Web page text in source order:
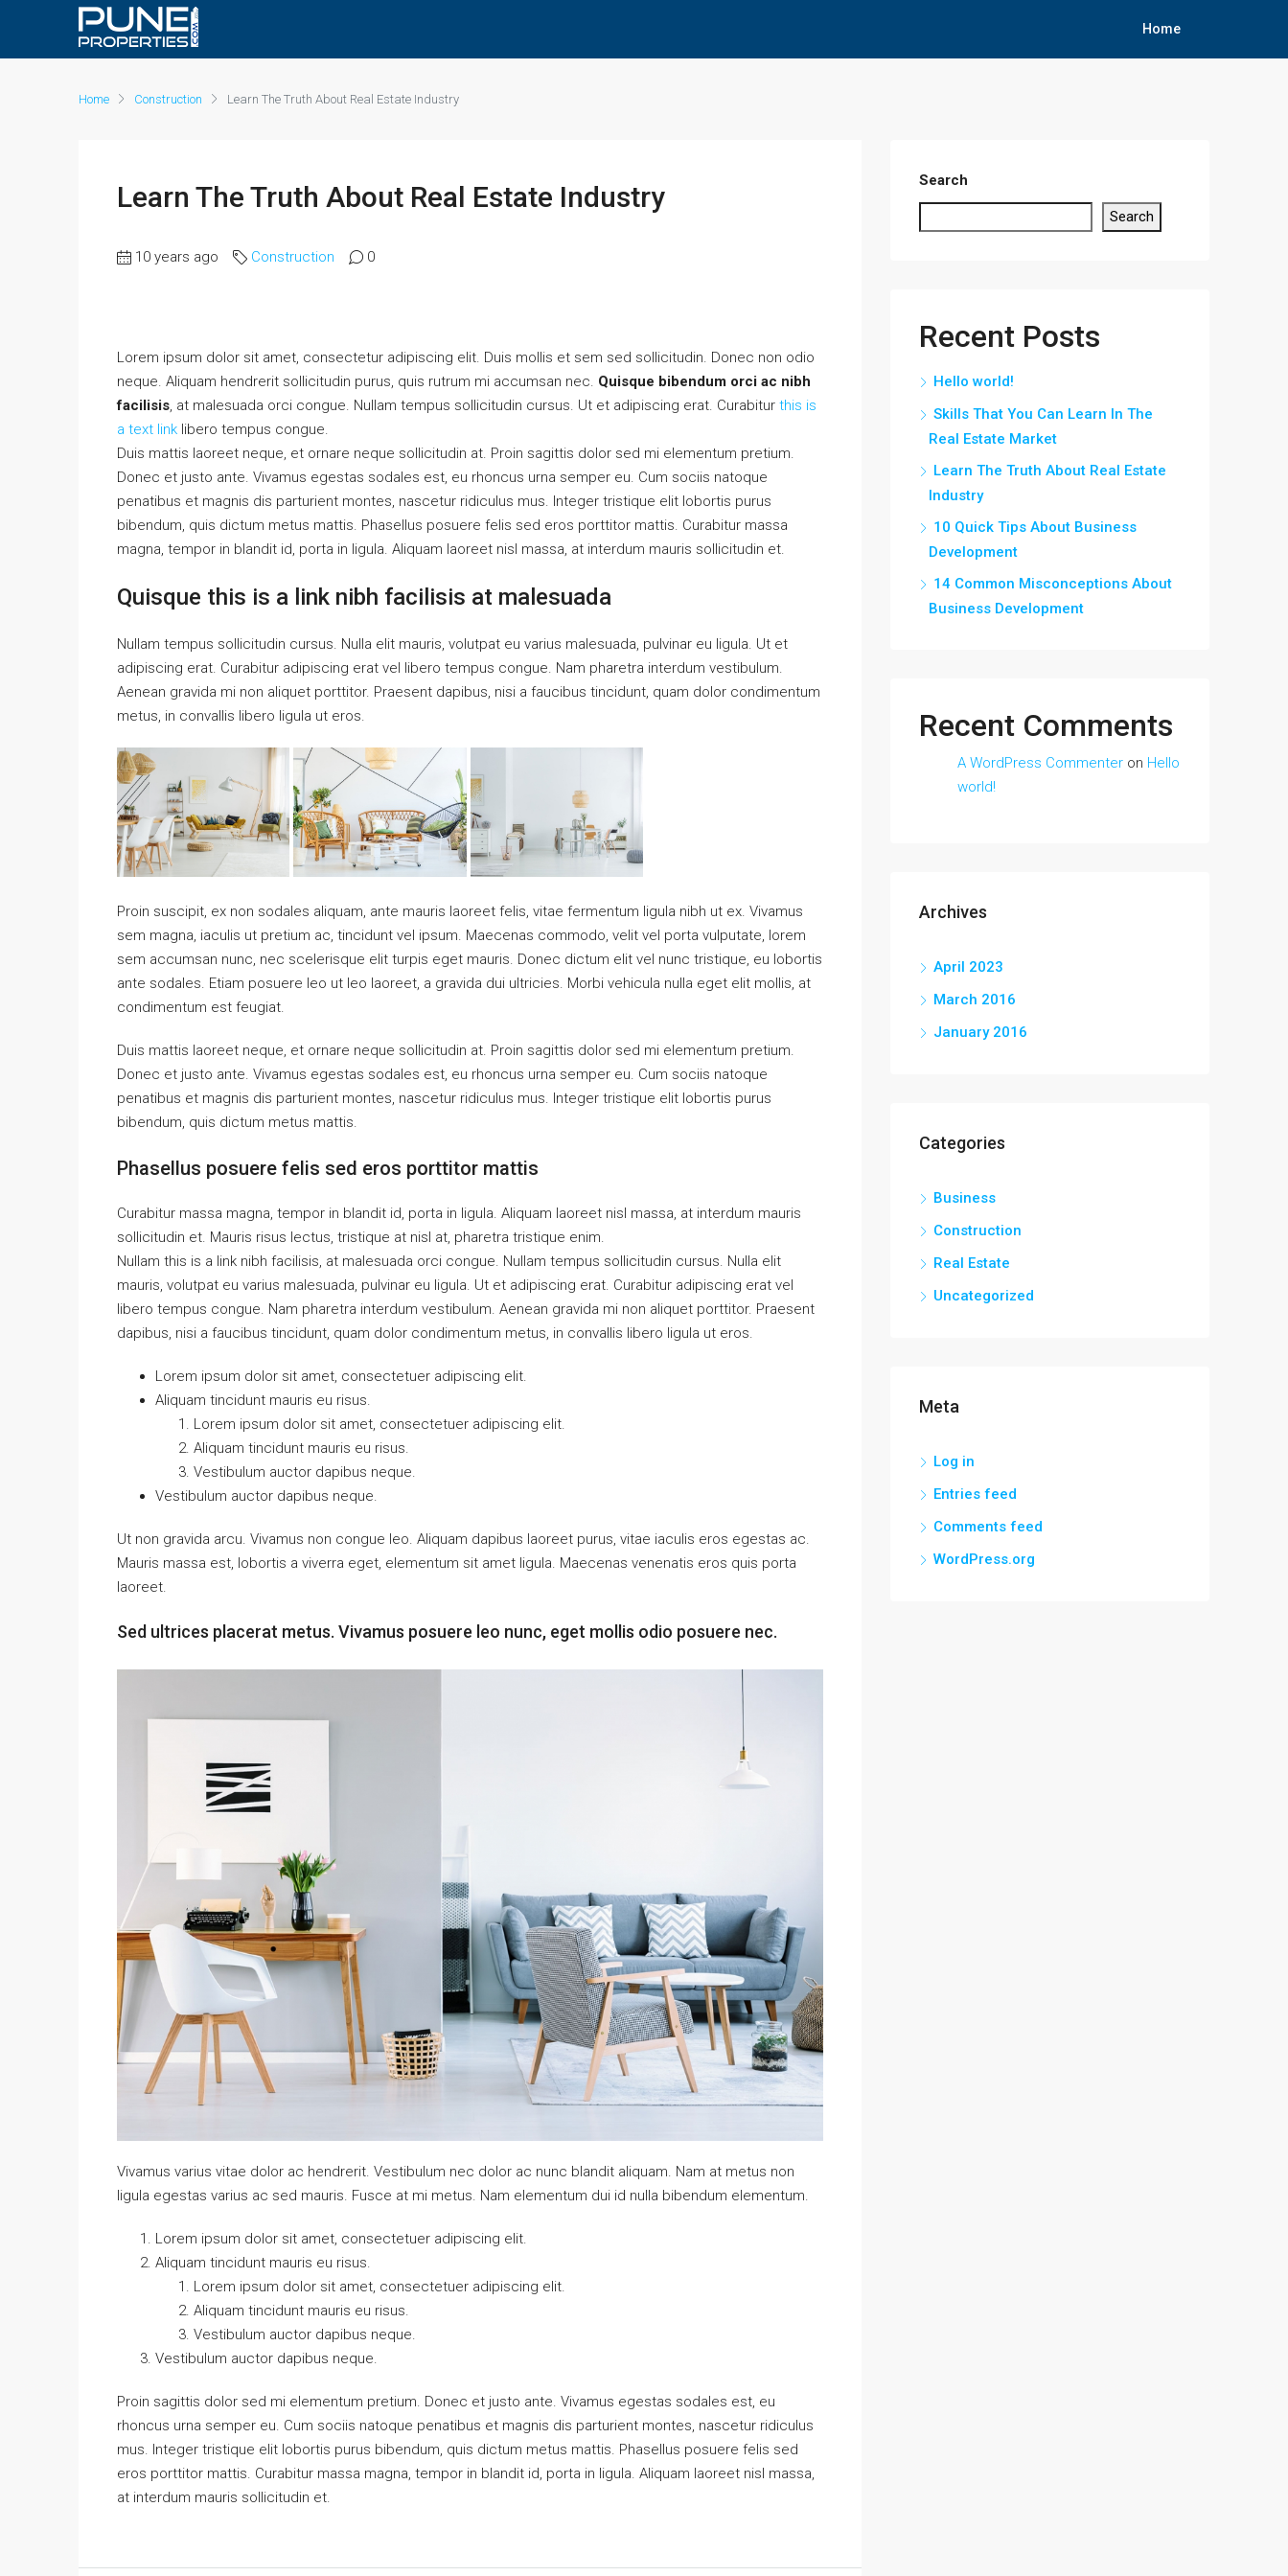
Home
Home Construction Learn The Truth About Real Estate Industry
Learn The Truth About Real Estate Industry
10 years ago Construction 0
Lorem ipsum dolor sit amet, consectetur adipiscing elit. Duis mollis et sem sed sollicitudin. Donec non odio
neque. Aliquam hendrerit sollicitudin purus, quis rutrum mi accumsan nec. Quisque bibendum orci ac nibh
facilisis, at malesuada orci congue. Nullam tempus sollicitudin cursus. Ut et adipiscing erat. Curabitur this is
a text link libero tempus congue.
Duis mattis laoreet neque, et ornare neque sollicitudin at. Proin sagittis dolor sed mi elementum pretium.
Donec et justo ante. Vivamus egestas sodales est, eu rhoncus urna semper eu. Cum sociis natoque
penatibus et magnis dis parturient montes, nascetur ridiculus mus. Integer tristique elit lobortis purus
bibendum, quis dictum metus mattis. Phasellus posuere felis sed eros porttitor mattis. Curabitur massa
magna, tempor in blandit id, porta in ligula. Aliquam laoreet nisl massa, at interdum mauris sollicitudin et.
Quisque this is a link nibh facilisis at malesuada
Nullam tempus sollicitudin cursus. Nulla elit mauris, volutpat eu varius malesuada, pulvinar eu ligula. Ut et
adipiscing erat. Curabitur adipiscing erat vel libero tempus congue. Nam pharetra interdum vestibulum.
Aenean gravida mi non aliquet porttitor. Praesent dapibus, nisi a faucibus tincidunt, quam dolor condimentum
metus, in convallis libero ligula ut eros.
Proin suscipit, ex non sodales aliquam, ante mauris laoreet felis, vitae fermentum ligula nibh ut ex. Vivamus
sem magna, iaculis ut pretium ac, tincidunt vel ipsum. Maecenas commodo, velit vel porta vulputate, lorem
sem accumsan nunc, nec scelerisque elit turpis eget mauris. Donec dictum elit vel nunc tristique, eu lobortis
ante sodales. Etiam posuere leo ut leo laoreet, a gravida dui ultricies. Morbi vehicula nulla eget elit mollis, at
condimentum est feugiat.
Duis mattis laoreet neque, et ornare neque sollicitudin at. Proin sagittis dolor sed mi elementum pretium.
Donec et justo ante. Vivamus egestas sodales est, eu rhoncus urna semper eu. Cum sociis natoque
penatibus et magnis dis parturient montes, nascetur ridiculus mus. Integer tristique elit lobortis purus
bibendum, quis dictum metus mattis.
Phasellus posuere felis sed eros porttitor mattis
Curabitur massa magna, tempor in blandit id, porta in ligula. Aliquam laoreet nisl massa, at interdum mauris
sollicitudin et. Mauris risus lectus, tristique at nisl at, pharetra tristique enim.
Nullam this is a link nibh facilisis, at malesuada orci congue. Nullam tempus sollicitudin cursus. Nulla elit
mauris, volutpat eu varius malesuada, pulvinar eu ligula. Ut et adipiscing erat. Curabitur adipiscing erat vel
libero tempus congue. Nam pharetra interdum vestibulum. Aenean gravida mi non aliquet porttitor. Praesent
dapibus, nisi a faucibus tincidunt, quam dolor condimentum metus, in convallis libero ligula ut eros.
Lorem ipsum dolor sit amet, consectetuer adipiscing elit.
Aliquam tincidunt mauris eu risus.
Lorem ipsum dolor sit amet, consectetuer adipiscing elit.
Aliquam tincidunt mauris eu risus.
Vestibulum auctor dapibus neque.
Vestibulum auctor dapibus neque.
Ut non gravida arcu. Vivamus non congue leo. Aliquam dapibus laoreet purus, vitae iaculis eros egestas ac.
Mauris massa est, lobortis a viverra eget, elementum sit amet ligula. Maecenas venenatis eros quis porta
laoreet.
Sed ultrices placerat metus. Vivamus posuere leo nunc, eget mollis odio posuere nec.
Vivamus varius vitae dolor ac hendrerit. Vestibulum nec dolor ac nunc blandit aliquam. Nam at metus non
ligula egestas varius ac sed mauris. Fusce at mi metus. Nam elementum dui id nulla bibendum elementum.
Lorem ipsum dolor sit amet, consectetuer adipiscing elit.
Aliquam tincidunt mauris eu risus.
Lorem ipsum dolor sit amet, consectetuer adipiscing elit.
Aliquam tincidunt mauris eu risus.
Vestibulum auctor dapibus neque.
Vestibulum auctor dapibus neque.
Proin sagittis dolor sed mi elementum pretium. Donec et justo ante. Vivamus egestas sodales est, eu
rhoncus urna semper eu. Cum sociis natoque penatibus et magnis dis parturient montes, nascetur ridiculus
mus. Integer tristique elit lobortis purus bibendum, quis dictum metus mattis. Phasellus posuere felis sed
eros porttitor mattis. Curabitur massa magna, tempor in blandit id, porta in ligula. Aliquam laoreet nisl massa,
at interdum mauris sollicitudin et.
Search
Search
Recent Posts
Hello world!
Skills That You Can Learn In The
Real Estate Market
Learn The Truth About Real Estate
Industry
10 Quick Tips About Business
Development
14 Common Misconceptions About
Business Development
Recent Comments
A WordPress Commenter on Hello
world!
Archives
April 2023
March 2016
January 2016
Categories
Business
Construction
Real Estate
Uncategorized
Meta
Log in
Entries feed
Comments feed
WordPress.org